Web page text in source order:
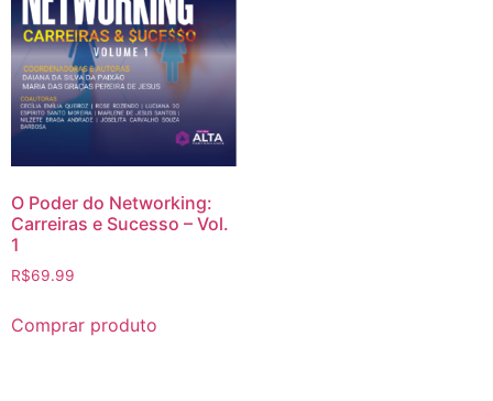
O Poder do Networking:
Carreiras e Sucesso – Vol.
1
R$69.99
Comprar produto